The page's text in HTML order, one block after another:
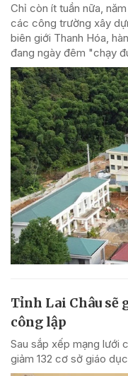
Chỉ còn ít tuần nữa,
các công trường xây
biên giới Thanh Hóa,
đang ngày đêm "chạy
Tỉnh Lai Châu sẽ
công lập
Sau sắp xếp mạng lưới
giảm 132 cơ sở giáo